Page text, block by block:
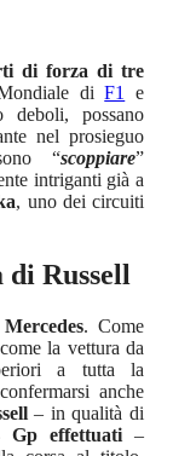
di forza di tre
diF1
e
deboli, possano
nel prosieguo
“scoppiare”
intriganti già a
, uno dei circuiti
Russell
Mercedes. Come
la vettura da
a tutta la
anche
– in qualità di
Gp effettuati–